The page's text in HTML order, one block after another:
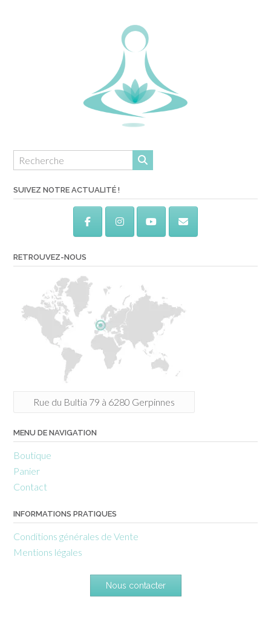
SUIVEZ NOTRE ACTUALITÉ !
RETROUVEZ-NOUS
Rue du Bultia 79 à 6280 Gerpinnes
MENU DE NAVIGATION
Boutique
Panier
Contact
INFORMATIONS PRATIQUES
Conditions générales de Vente
Mentions légales
Nous contacter